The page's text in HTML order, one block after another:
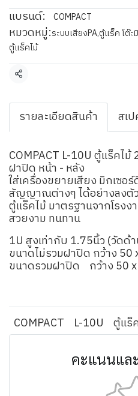
แบรนด์:
COMPACT
หมวดหมู่:ระบบเสียงPA,ตู้แร็ค โต๊
ตู้แร็คไม้
แชร์
รายละเอียดสินค้า สเ
COMPACT L-10U ตู้แร็คไ
ฝาปิด หน้า - หลัง
ใส่เครื่องขยายเสียง มิกเซอ
สัญญาณต่างๆ ได้อย่างลงตัว
ตู้แร็คไม้ มาตรฐานจากโรงง
สวยงาม ทนทาน
1U สูงเท่ากับ 1.75นิ้ว (วัดด้า
ขนาดไม่รวมฝาปิด กว้าง 50
ขนาดรวมฝาปิด กว้าง 50 x
COMPACT L-10U ตู้แร็
คะแนนแล